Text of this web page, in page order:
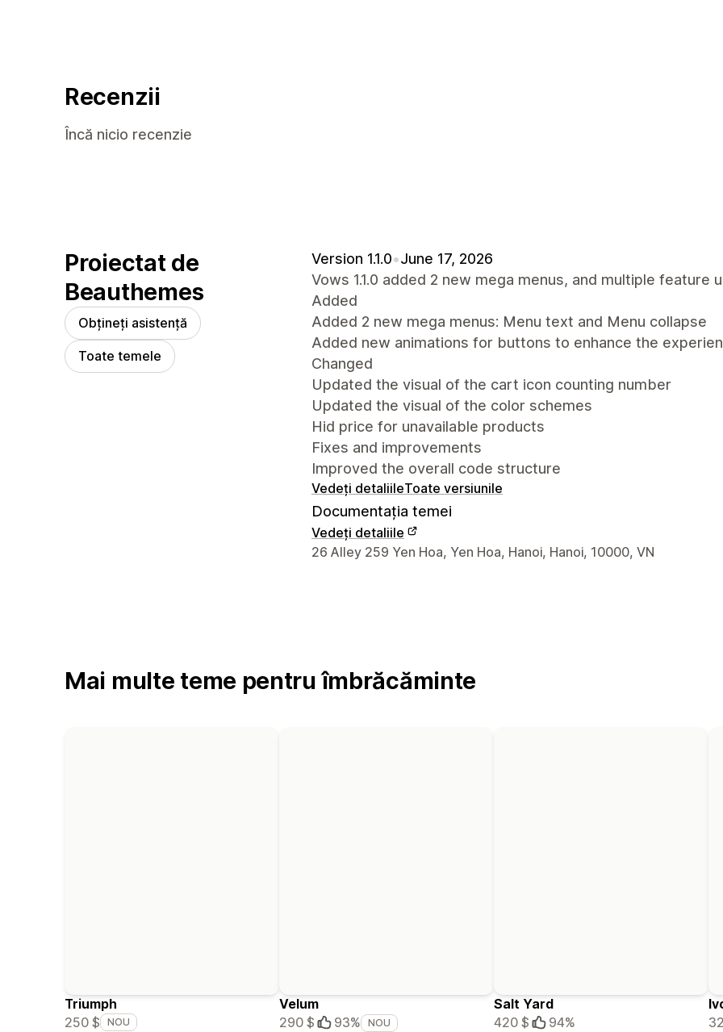
Recenzii
Încă nicio recenzie
Proiectat de
Beauthemes
Obțineți asistență
Toate temele
Version 1.1.0•June 17, 2026
Vows 1.1.0 added 2 new mega menus, and multiple
Added
Added 2 new mega menus: Menu text and Menu collapse
Added new animations for buttons to enhance the
Changed
Updated the visual of the cart icon counting number
Updated the visual of the color schemes
Hid price for unavailable products
Fixes and improvements
Improved the overall code structure
Vedeți detaliileToate versiunile
Documentația temei
Vedeți detaliile
Detaliile de contact ale designerului
26 Alley 259 Yen Hoa, Yen Hoa, Hanoi, Hanoi, 10000, VN
Mai multe teme pentru îmbrăcăminte
Triumph
250 $
NOU
Velum
290 $
93% NOU
Salt Yard
420 $
94%